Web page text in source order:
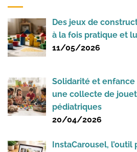
Des jeux de
à la fois pratique et
11/05/2026
Solidarité et
une collecte de
pédiatriques
20/04/2026
InstaCarousel,